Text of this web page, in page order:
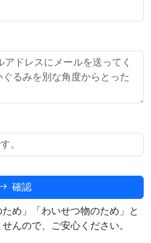
確認
め」「わいせつ物のため」と
んので、ご安心ください。